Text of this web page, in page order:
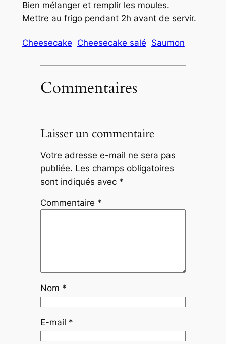
Bien mélanger et remplir les moules.
Mettre au frigo pendant 2h avant de servir.
Cheesecake Cheesecake salé Saumon
Commentaires
Laisser un commentaire
Votre adresse e-mail ne sera pas
publiée. Les champs obligatoires
sont indiqués avec *
Commentaire *
Nom *
E-mail *